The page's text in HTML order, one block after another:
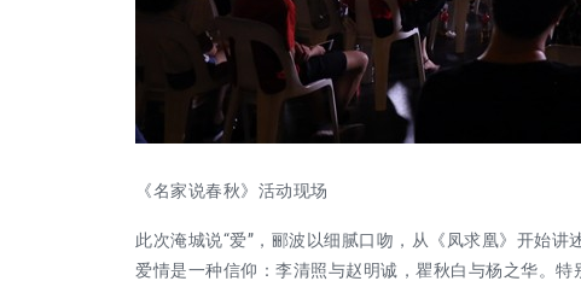
《名家说春秋》活动现场
此次淹城说“爱”，郦波以细腻口吻，从《凤求凰》开始
爱情是一种信仰：李清照与赵明诚，瞿秋白与杨之华。